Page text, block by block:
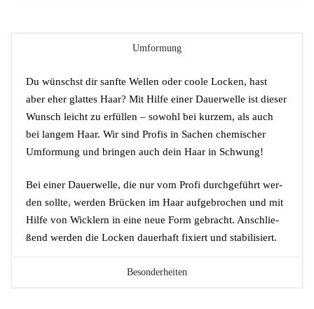
Umformung
Du wünschst dir sanf­te Wel­len oder coo­le Locken, hast
aber eher glat­tes Haar? Mit Hil­fe einer Dau­er­wel­le ist die­ser
Wunsch leicht zu erfül­len – sowohl bei kur­zem, als auch
bei lan­gem Haar. Wir sind Pro­fis in Sachen che­mi­scher
Umfor­mung und brin­gen auch dein Haar in Schwung!
Bei einer Dau­er­wel­le, die nur vom Pro­fi durch­ge­führt wer­
den soll­te, wer­den Brü­cken im Haar auf­ge­bro­chen und mit
Hil­fe von Wick­lern in eine neue Form gebracht. Anschlie­
ßend wer­den die Locken dau­er­haft fixiert und stabilisiert.
Besonderheiten